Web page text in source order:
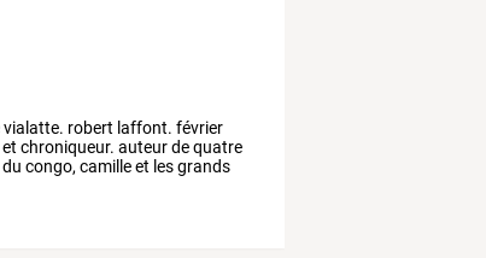
vialatte. robert laffont. février
et chroniqueur. auteurdequatre
du congo, camilleet lesgrands